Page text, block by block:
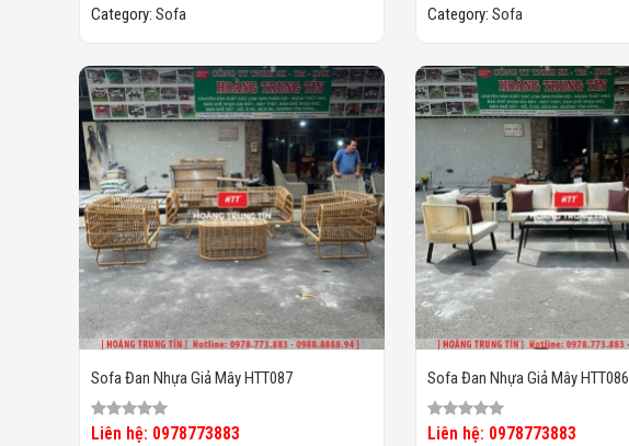
Category: Sofa Category: Sofa
Sofa Đan Nhựa Giả Mây HTT087
Liên hệ: 0978773883
Sofa Đan Nhựa Giả Mây HTT086
Liên hệ: 0978773883